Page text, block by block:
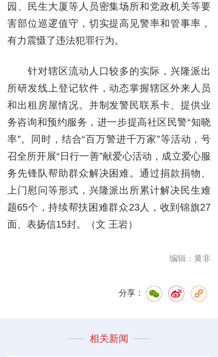
园、民生大厦等人员密集场所和党政机关等要
害部位巡逻值守，切实提高见警率和管事率，
有力震慑了违法犯罪行为。
针对辖区流动人口较多的实际，兴隆派出
所研发线上登记软件，动态掌握辖区外来人员
和出租房屋情况。并制发警民联系卡、提供业
务咨询和预约服务，进一步提高社区民警“知晓
率”。同时，结合“百万警进千万家”等活动，号
召全所开展“日行一善”献爱心活动，成立爱心服
务先锋队帮助群众解决困难。通过捐款捐物、
上门慰问等形式，兴隆派出所累计解决民生难
题65个，持续帮扶困难群众23人，收到锦旗27
面、表扬信15封。（文 王岩）
编辑：黄非
分享：
相关新闻